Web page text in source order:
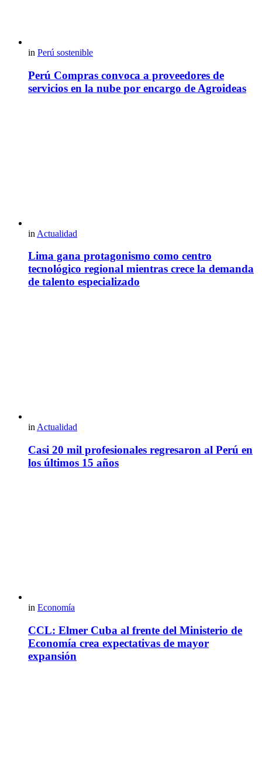
in Perú sostenible
Perú Compras convoca a proveedores de
servicios en la nube por encargo de Agroideas
in Actualidad
Lima gana protagonismo como centro
tecnológico regional mientras crece la demanda
de talento especializado
in Actualidad
Casi 20 mil profesionales regresaron al Perú en
los últimos 15 años
in Economía
CCL: Elmer Cuba al frente del Ministerio de
Economía crea expectativas de mayor
expansión